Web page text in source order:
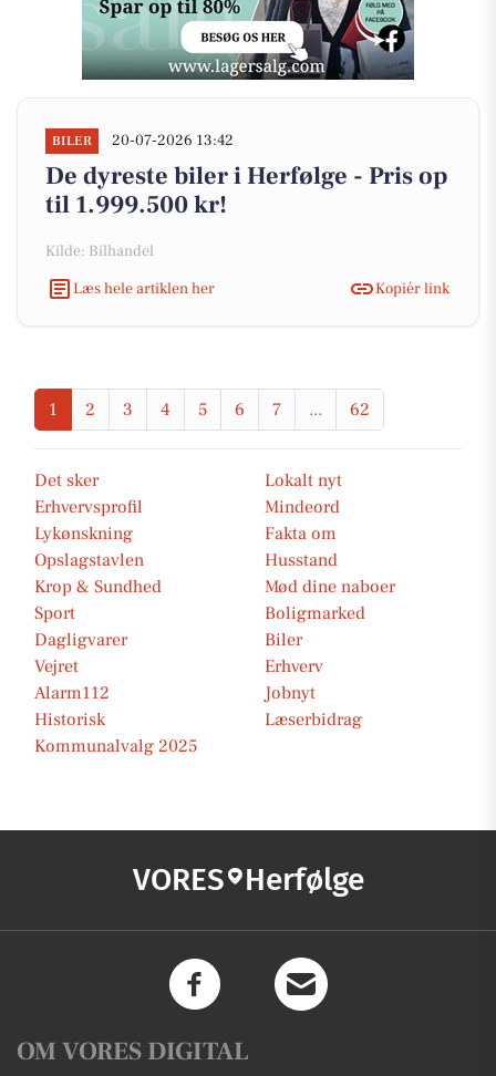
BILER 20-07-2026 13:42
De dyreste biler i Herfølge - Pris op
til 1.999.500 kr!
Kilde: Bilhandel
Læs hele artiklen her
Kopiér link
1 2 3 4 5 6 7 ... 62
Det sker
Lokalt nyt
Erhvervsprofil
Mindeord
Lykønskning
Fakta om
Opslagstavlen
Husstand
Krop & Sundhed
Mød dine naboer
Sport
Boligmarked
Dagligvarer
Biler
Vejret
Erhverv
Alarm112
Jobnyt
Historisk
Læserbidrag
Kommunalvalg 2025
VORES Herfølge
OM VORES DIGITAL